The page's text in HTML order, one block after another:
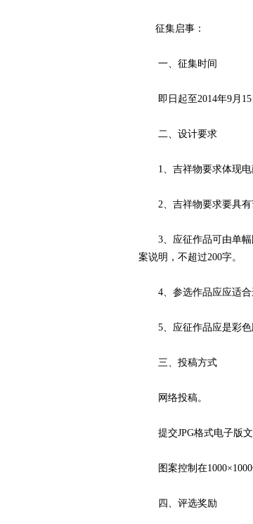
征集启事：
一、征集时间
即日起至2014年9月15
二、设计要求
1、吉祥物要求体现电
2、吉祥物要求要具有
3、应征作品可由单幅
案说明，不超过200字。
4、参选作品应应适合
5、应征作品应是彩色
三、投稿方式
网络投稿。
提交JPG格式电子版文
图案控制在1000×1000
四、评选奖励